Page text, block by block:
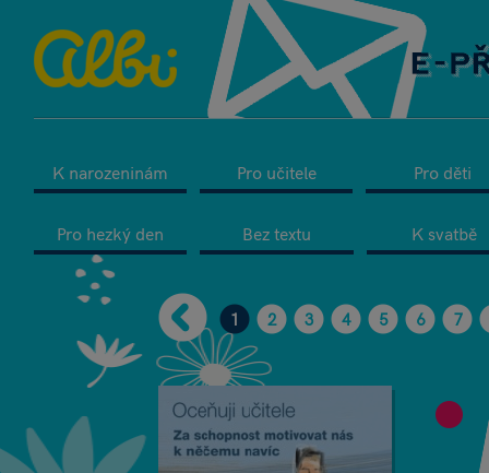
K narozeninám Pro učitele Pro děti
Pro hezký den Bez textu K svatbě
1 2 3 4 5 6 7